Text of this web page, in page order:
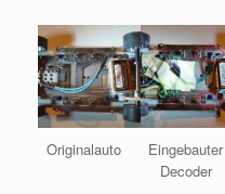
Originalauto
Eingebauter
Decoder